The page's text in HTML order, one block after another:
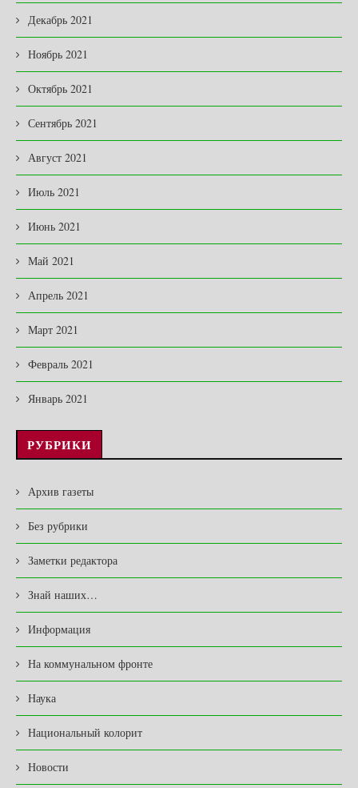
Декабрь 2021
Ноябрь 2021
Октябрь 2021
Сентябрь 2021
Август 2021
Июль 2021
Июнь 2021
Май 2021
Апрель 2021
Март 2021
Февраль 2021
Январь 2021
РУБРИКИ
Архив газеты
Без рубрики
Заметки редактора
Знай наших…
Информация
На коммунальном фронте
Наука
Национальный колорит
Новости